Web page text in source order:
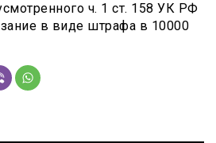
ч. 1 ст. 158 УК РФ
в виде штрафа в 10000